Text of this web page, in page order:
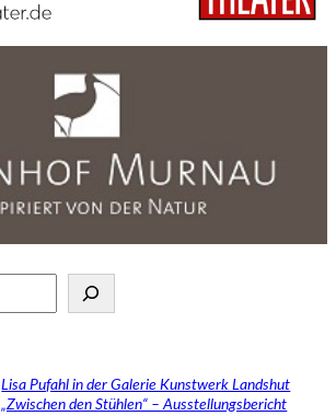
Lisa Pufahl in der Galerie Kunstwerk Landshut
„Zwischen den Stühlen“ – Ausstellungsbericht